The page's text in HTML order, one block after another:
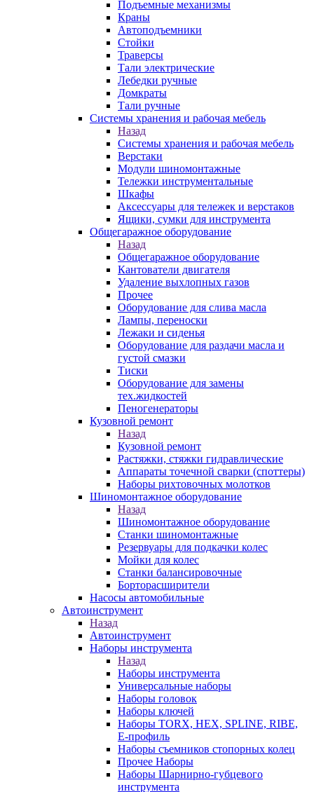
Подъемные механизмы
Краны
Автоподъемники
Стойки
Траверсы
Тали электрические
Лебедки ручные
Домкраты
Тали ручные
Системы хранения и рабочая мебель
Назад
Системы хранения и рабочая мебель
Верстаки
Модули шиномонтажные
Тележки инструментальные
Шкафы
Аксессуары для тележек и верстаков
Ящики, сумки для инструмента
Общегаражное оборудование
Назад
Общегаражное оборудование
Кантователи двигателя
Удаление выхлопных газов
Прочее
Оборудование для слива масла
Лампы, переноски
Лежаки и сиденья
Оборудование для раздачи масла и
густой смазки
Тиски
Оборудование для замены
тех.жидкостей
Пеногенераторы
Кузовной ремонт
Назад
Кузовной ремонт
Растяжки, стяжки гидравлические
Аппараты точечной сварки (споттеры)
Наборы рихтовочных молотков
Шиномонтажное оборудование
Назад
Шиномонтажное оборудование
Станки шиномонтажные
Резервуары для подкачки колес
Мойки для колес
Станки балансировочные
Борторасширители
Насосы автомобильные
Автоинструмент
Назад
Автоинструмент
Наборы инструмента
Назад
Наборы инструмента
Универсальные наборы
Наборы головок
Наборы ключей
Наборы TORX, HEX, SPLINE, RIBE,
E-профиль
Наборы съемников стопорных колец
Прочее Наборы
Наборы Шарнирно-губцевого
инструмента